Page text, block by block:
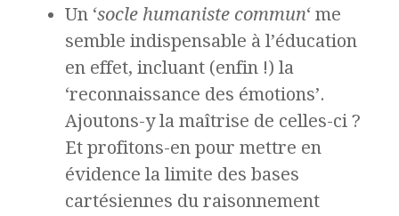
Un ‘socle humaniste commun‘ me
semble indispensable à l’éducation
en effet, incluant (enfin !) la
‘reconnaissance des émotions’.
Ajoutons-y la maîtrise de celles-ci ?
Et profitons-en pour mettre en
évidence la limite des bases
cartésiennes du raisonnement